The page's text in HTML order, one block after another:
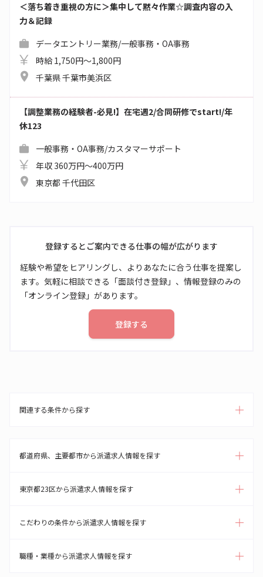
＜落ち着き重視の方に＞集中して黙々作業☆調査内容の入
力＆記録
データエントリー業務/一般事務・OA事務
時給 1,750円～1,800円
千葉県 千葉市美浜区
【調整業務の経験者-必見!】在宅週2/合同研修でstart!/年
休123
一般事務・OA事務/カスタマーサポート
年収 360万円～400万円
東京都 千代田区
登録するとご案内できる仕事の幅が広がります
経験や希望をヒアリングし、よりあなたに合う仕事を提案し
ます。気軽に相談できる「面談付き登録」、情報登録のみの
「オンライン登録」があります。
登録する
関連する条件から探す
都道府県、主要都市から派遣求人情報を探す
東京都23区から派遣求人情報を探す
こだわりの条件から派遣求人情報を探す
職種・業種から派遣求人情報を探す